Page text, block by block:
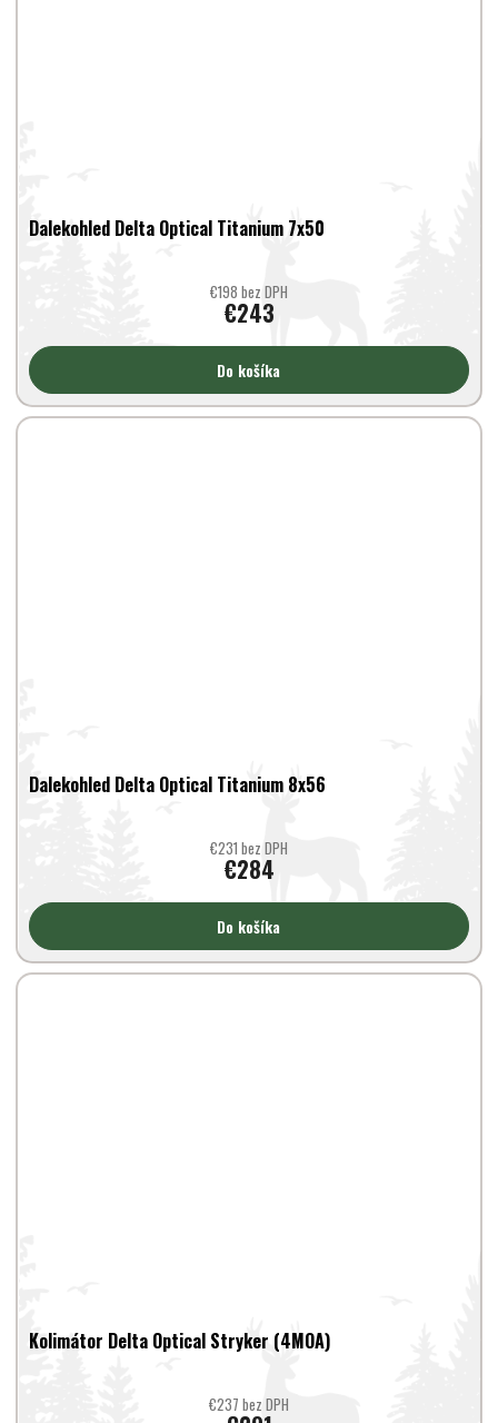
Dalekohled Delta Optical Titanium 7x50
€198 bez DPH
€243
Do košíka
Dalekohled Delta Optical Titanium 8x56
€231 bez DPH
€284
Do košíka
Kolimátor Delta Optical Stryker (4MOA)
€237 bez DPH